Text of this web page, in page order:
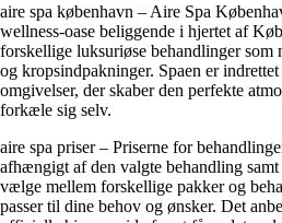
aire spa københavn – Aire Spa
wellness-oase beliggende i hjertet af
forskellige luksuriøse behandlinger som
og kropsindpakninger. Spaen er
omgivelser, der skaber den perfekte
forkæle sig selv.
aire spa priser – Priserne for
afhængigt af den valgte behandling
vælge mellem forskellige pakker og
passer til dine behov og ønsker. Det